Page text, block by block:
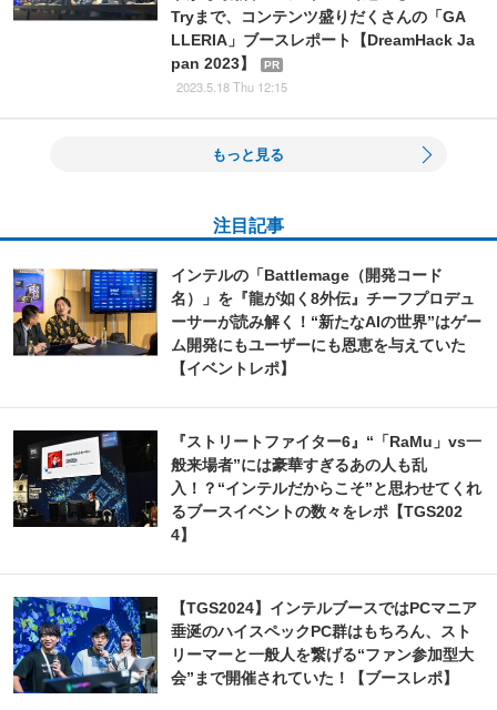
Tryまで、コンテンツ盛りだくさんの「GA
LLERIA」ブースレポート【DreamHack Ja
pan 2023】
PR
2023.5.18 Thu 12:15
もっと見る
注目記事
インテルの「Battlemage（開発コード
名）」を『龍が如く8外伝』チーフプロデュ
ーサーが読み解く！“新たなAIの世界”はゲー
ム開発にもユーザーにも恩恵を与えていた
【イベントレポ】
『ストリートファイター6』“「RaMu」vs一
般来場者”には豪華すぎるあの人も乱
入！？“インテルだからこそ”と思わせてくれ
るブースイベントの数々をレポ【TGS202
4】
【TGS2024】インテルブースではPCマニア
垂涎のハイスペックPC群はもちろん、スト
リーマーと一般人を繋げる“ファン参加型大
会”まで開催されていた！【ブースレポ】